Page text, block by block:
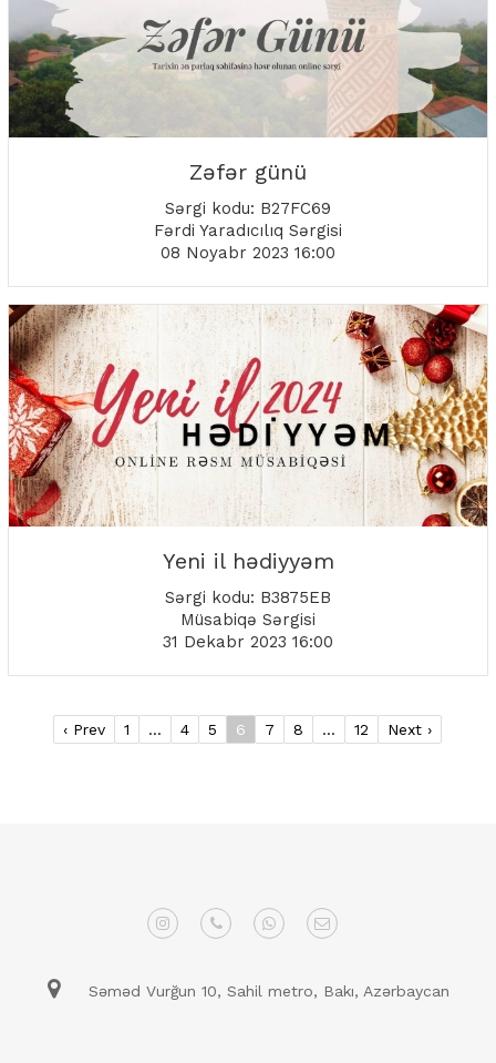
Zəfər günü
Sərgi kodu: B27FC69
Fərdi Yaradıcılıq Sərgisi
08 Noyabr 2023 16:00
Yeni il hədiyyəm
Sərgi kodu: B3875EB
Müsabiqə Sərgisi
31 Dekabr 2023 16:00
‹ Prev 1 ... 4 5 6 7 8 ... 12 Next ›
Səməd Vurğun 10, Sahil metro, Bakı, Azərbaycan